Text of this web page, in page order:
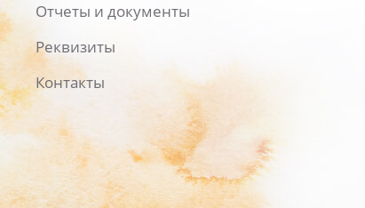
Отчеты и документы
Реквизиты
Контакты